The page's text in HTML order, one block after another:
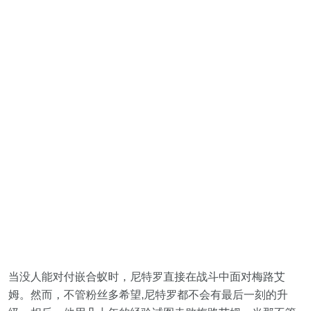
当没人能对付嵌合蚁时，尼特罗直接在战斗中面对梅路艾
姆。然而，不管粉丝多希望,尼特罗都不会有最后一刻的升